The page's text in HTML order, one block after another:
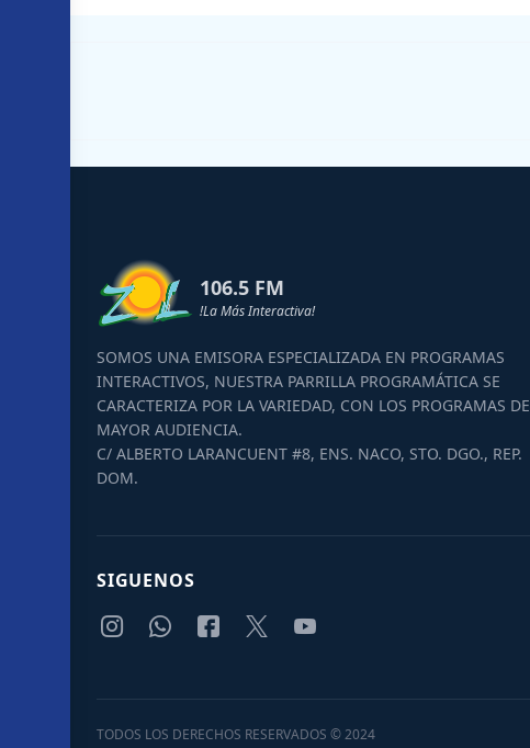
106.5 FM
!La Más Interactiva!
SOMOS UNA EMISORA ESPECIALIZADA EN PROGRAMAS
INTERACTIVOS, NUESTRA PARRILLA PROGRAMÁTICA SE
CARACTERIZA POR LA VARIEDAD, CON LOS PROGRAMAS DE
MAYOR AUDIENCIA.
C/ ALBERTO LARANCUENT #8, ENS. NACO, STO. DGO., REP.
DOM.
SIGUENOS
TODOS LOS DERECHOS RESERVADOS © 2024